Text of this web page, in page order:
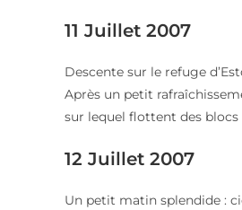
11 Juillet 2007
Descente sur le refuge
Après un petit
sur lequel flottent des
12 Juillet 2007
Un petit matin splendide :